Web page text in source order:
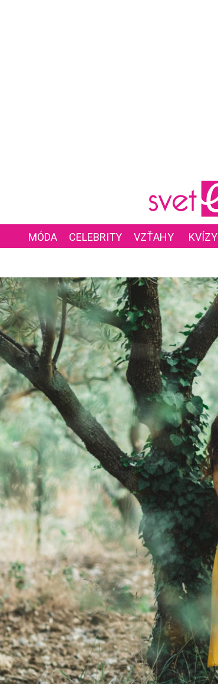
MÓDA CELEBRITY VZŤAHY KVÍZY